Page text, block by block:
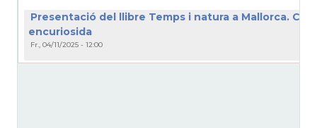
SEITENNUMMERIERUNG
Presentació del llibre Temps i natura a Mallorca.
encuriosida
Fr., 04/11/2025 - 12:00